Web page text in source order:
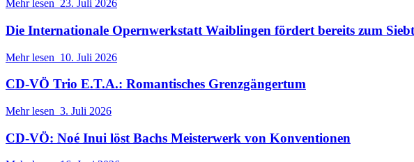
Mehr lesen 23. Juli 2026
Die Internationale Opernwerkstatt Waiblingen fördert bereits zum
Mehr lesen 10. Juli 2026
CD-VÖ Trio E.T.A.: Romantisches Grenzgängertum
Mehr lesen 3. Juli 2026
CD-VÖ: Noé Inui löst Bachs Meisterwerk von Konventionen